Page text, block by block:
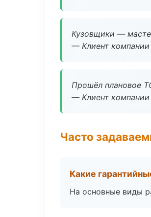
Кузовщики —
— Клиент компании
Прошёл плановое
— Клиент компании
Часто
Какие
На основные виды